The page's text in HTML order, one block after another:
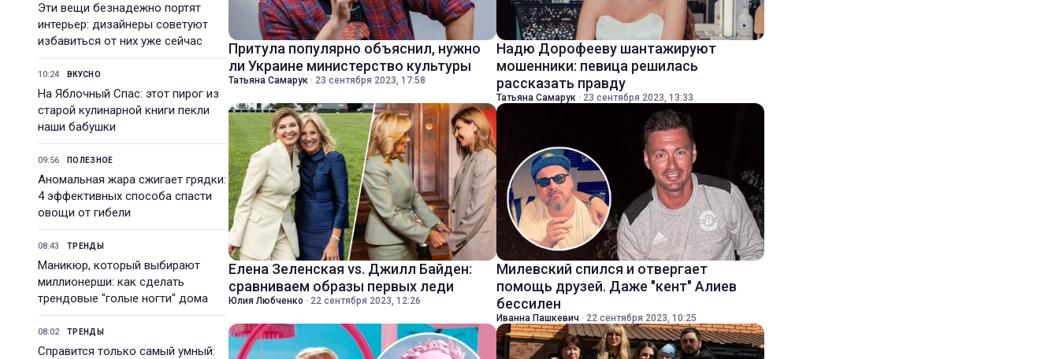
Эти вещи безнадежно портят
интерьер: дизайнеры советуют
избавиться от них уже сейчас
10:24 ВКУСНО
На Яблочный Спас: этот пирог из
старой кулинарной книги пекли
наши бабушки
09:56 ПОЛЕЗНОЕ
Аномальная жара сжигает грядки:
4 эффективных способа спасти
овощи от гибели
08:43 ТРЕНДЫ
Маникюр, который выбирают
миллионерши: как сделать
трендовые "голые ногти" дома
08:02 ТРЕНДЫ
Справится только самый умный:
Притула популярно объяснил, нужно
ли Украине министерство культуры
Татьяна Самарук · 23 сентября 2023, 17:58
Надю Дорофееву шантажируют
мошенники: певица решилась
рассказать правду
Татьяна Самарук · 23 сентября 2023, 13:33
Елена Зеленская vs. Джилл Байден:
сравниваем образы первых леди
Юлия Любченко · 22 сентября 2023, 12:26
Милевский спился и отвергает
помощь друзей. Даже "кент" Алиев
бессилен
Иванна Пашкевич · 22 сентября 2023, 10:25